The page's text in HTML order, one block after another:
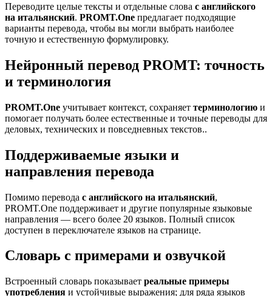
Переводите целые тексты и отдельные слова с английского
на итальянский. PROMT.One предлагает подходящие
варианты перевода, чтобы вы могли выбрать наиболее
точную и естественную формулировку.
Нейронный перевод PROMT: точность
и терминология
PROMT.One учитывает контекст, сохраняет терминологию и
помогает получать более естественные и точные переводы для
деловых, технических и повседневных текстов..
Поддерживаемые языки и
направления перевода
Помимо перевода с английского на итальянский,
PROMT.One поддерживает и другие популярные языковые
направления — всего более 20 языков. Полный список
доступен в переключателе языков на странице.
Словарь с примерами и озвучкой
Встроенный словарь показывает реальные примеры
употребления и устойчивые выражения; для ряда языков